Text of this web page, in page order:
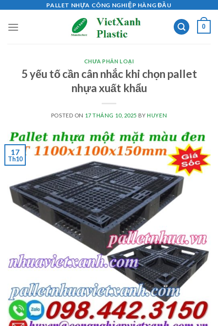
content
PALLET NHỰA CÔNG NGHIỆP HÀNG ĐẦU
0
CHƯA PHÂN LOẠI
5 yếu tố cần cân nhắc khi chọn pallet
nhựa xuất khẩu
POSTED ON 17 THÁNG 10, 2025 BYHUYEN
17
Th10